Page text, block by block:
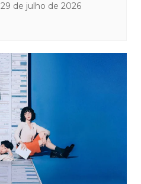
29 de julho de 2026